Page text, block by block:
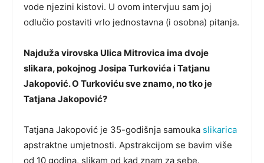
vode njezini kistovi. U ovom intervjuu sam joj
odlučio postaviti vrlo jednostavna (i osobna) pitanja.
Najduža virovska Ulica Mitrovica ima dvoje
slikara, pokojnog Josipa Turkovića i Tatjanu
Jakopović. O Turkoviću sve znamo, no tko je
Tatjana Jakopović?
Tatjana Jakopović je 35-godišnja samouka slikarica
apstraktne umjetnosti. Apstrakcijom se bavim više
od 10 godina, slikam od kad znam za sebe.